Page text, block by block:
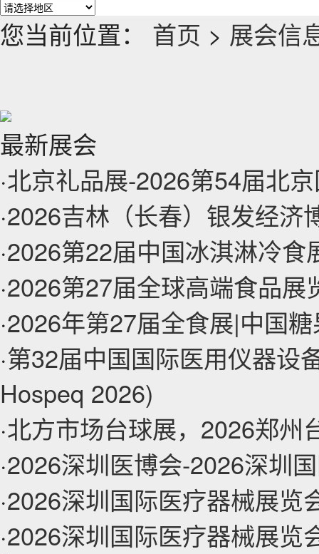
您当前位置： 首页 > 展会信
最新展会
·北京礼品展-2026第54届北
·2026吉林（长春）银发经济
·2026第22届中国冰淇淋冷食
·2026第27届全球高端食品展
·2026年第27届全食展|中国
·第32届中国国际医用仪器设
Hospeq 2026)
·北方市场台球展，2026郑州
·2026深圳医博会-2026深圳
·2026深圳国际医疗器械展览
·2026深圳国际医疗器械展览